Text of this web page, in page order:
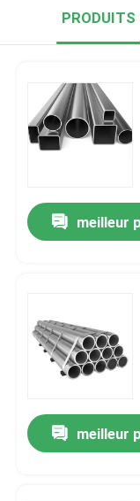
PRODUITS
meilleur
meilleur